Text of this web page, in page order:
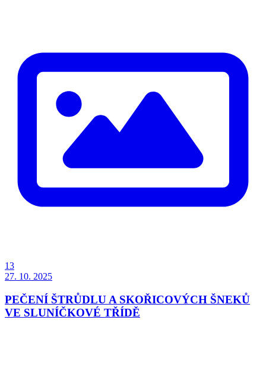
13
27. 10. 2025
PEČENÍ ŠTRŮDLU A SKOŘICOVÝCH ŠNEKŮ
VE SLUNÍČKOVÉ TŘÍDĚ